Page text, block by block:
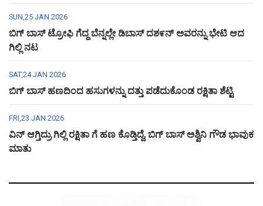
SUN,25 JAN 2026
ಬಿಗ್ ಬಾಸ್ ಟ್ರೋಫಿ ಗೆದ್ದ ಬೆನ್ನಲ್ಲೇ ಡಿಬಾಸ್ ದಶ೯ನ್ ಅವರನ್ನು ಭೇಟಿ ಆದ
ಗಿಲ್ಲಿ ನಟ
SAT,24 JAN 2026
ಬಿಗ್ ಬಾಸ್ ಹಣದಿಂದ ಹಸುಗಳನ್ನು ದತ್ತು ಪಡೆದುಕೊಂಡ ರಕ್ಷಿತಾ ಶೆಟ್ಟಿ
FRI,23 JAN 2026
ವಿನ್ ಆಗ್ತಿದ್ರು ಗಿಲ್ಲಿ ರಕ್ಷಿತಾ ಗೆ ಹಣ ಕೊಡ್ತಿದ್ದೆ, ಬಿಗ್ ಬಾಸ್ ಅಶ್ವಿನಿ ಗೌಡ ಭಾವುಕ
ಮಾತು